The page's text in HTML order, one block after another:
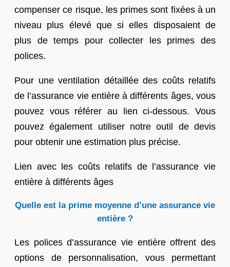
compenser ce risque, les primes sont fixées à un
niveau plus élevé que si elles disposaient de
plus de temps pour collecter les primes des
polices.
Pour une ventilation détaillée des coûts relatifs
de l’assurance vie entière à différents âges, vous
pouvez vous référer au lien ci-dessous. Vous
pouvez également utiliser notre outil de devis
pour obtenir une estimation plus précise.
Lien avec les coûts relatifs de l’assurance vie
entière à différents âges
Quelle est la prime moyenne d’une assurance vie
entière ?
Les polices d’assurance vie entière offrent des
options de personnalisation, vous permettant